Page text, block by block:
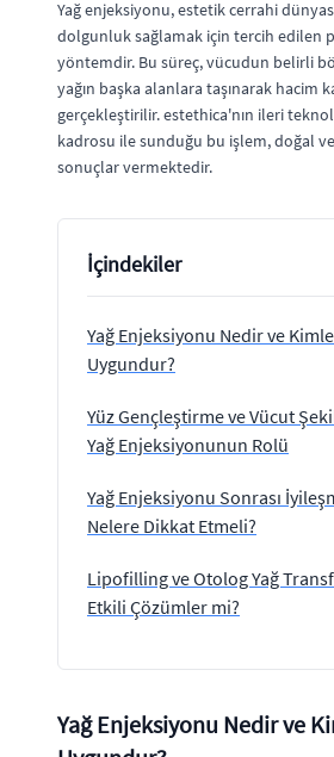
Yağ enjeksiyonu, estetik cerrahi
dolgunluk sağlamak için tercih edilen
yöntemdir. Bu süreç, vücudun belirli
yağın başka alanlara taşınarak hacim
gerçekleştirilir. estethica'nın ileri
kadrosu ile sunduğu bu işlem, doğal
sonuçlar vermektedir.
İçindekiler
Yağ Enjeksiyonu Nedir ve
Uygundur?
Yüz Gençleştirme ve Vücut
Yağ Enjeksiyonunun Rolü
Yağ Enjeksiyonu Sonrası
Nelere Dikkat Etmeli?
Lipofilling ve Otolog Yağ
Etkili Çözümler mi?
Yağ Enjeksiyonu Nedir ve